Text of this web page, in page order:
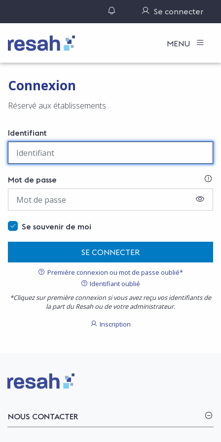
Gérer ses notifications
Se connecter
Logo Resah MENU
Connexion
Réservé aux établissements
Identifiant
Mot de passe
Se souvenir de moi
SE CONNECTER
Première connexion ou mot de passe oublié*
Identifiant oublié
*Cliquez sur première connexion si vous avez reçu vos identifiants de
la part du Resah ou de votre administrateur.
Inscription
Logo Resah
NOUS CONTACTER